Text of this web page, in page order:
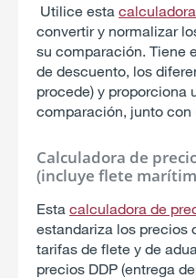
Utilice esta
convertir y normalizar
su comparación. Tiene
de descuento, los
procede) y proporciona
comparación, junto con
Calculadora de
(incluye flete
Esta calculadora de
estandariza los precios
tarifas de flete y de
precios DDP (entrega